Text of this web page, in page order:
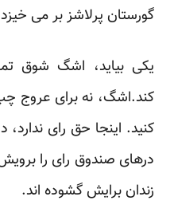
گورستان پرلاشز بر می
یکی بیاید، اشگ شوق
کند.اشگ، نه برای عروج
کنید. اینجا حق رای
درهای صندوق رای را
زندان برایش گشوده اند.